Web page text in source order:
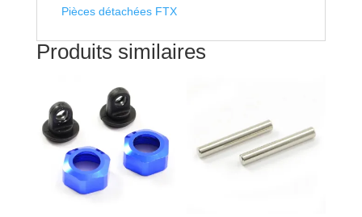
Pièces détachées FTX
Produits similaires